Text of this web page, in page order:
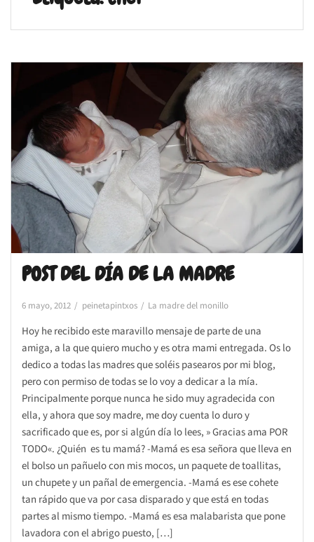
POST DEL DÍA DE LA MADRE
6 mayo, 2012 peinetapintxos La madre del monillo
Hoy he recibido este maravillo mensaje de parte de una
amiga, a la que quiero mucho y es otra mami entregada. Os lo
dedico a todas las madres que soléis pasearos por mi blog,
pero con permiso de todas se lo voy a dedicar a la mía.
Principalmente porque nunca he sido muy agradecida con
ella, y ahora que soy madre, me doy cuenta lo duro y
sacrificado que es, por si algún día lo lees, » Gracias ama POR
TODO«. ¿Quién es tu mamá? -Mamá es esa señora que lleva en
el bolso un pañuelo con mis mocos, un paquete de toallitas,
un chupete y un pañal de emergencia. -Mamá es ese cohete
tan rápido que va por casa disparado y que está en todas
partes al mismo tiempo. -Mamá es esa malabarista que pone
lavadora con el abrigo puesto, […]